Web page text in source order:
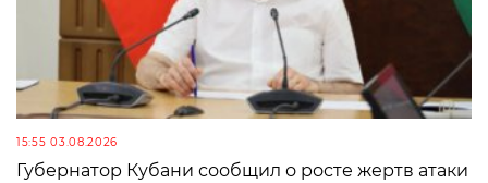
15:55 03.08.2026
Губернатор Кубани сообщил о росте жертв атаки